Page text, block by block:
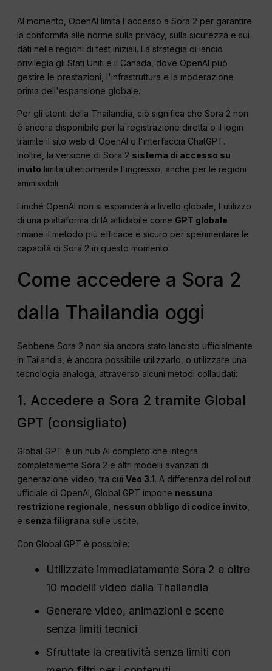
Al momento, OpenAI limita l'accesso a Sora 2 per garantire
la conformità alle norme sulla privacy, sulla sicurezza e sui
dati nelle regioni di test iniziali. La strategia di lancio
privilegia gli Stati Uniti e il Canada, dove OpenAI può
gestire le prestazioni, l'infrastruttura e la moderazione
prima dell'espansione globale.
Per gli utenti della Thailandia, ciò significa che Sora 2 non
è ancora disponibile per la registrazione diretta o il login
tramite il sito web di OpenAI o l'interfaccia ChatGPT.
Inoltre, la versione di Sora 2 sistema di accesso su
invito limita ulteriormente l'ingresso, anche per le regioni
ammissibili.
Finché OpenAI non si espanderà a livello globale, l'utilizzo
di una piattaforma di IA affidabile come GPT globale
rimane il metodo più efficace e sicuro per sperimentare le
capacità di Sora 2 in questo momento.
Come accedere a Sora 2
dalla Thailandia oggi
Sebbene Sora 2 non sia ancora stato lanciato ufficialmente
in Tailandia, è ancora possibile utilizzarlo, o utilizzare una
tecnologia analoga, attraverso alcuni metodi collaudati:
1. Accedere a Sora 2 tramite Global
GPT (consigliato)
Global GPT è un hub AI completo che integra
completamente Sora 2 e altri modelli avanzati di
generazione video, tra cuiVeo 3.1. A differenza del rollout
ufficiale di OpenAI, Global GPT impone nessuna
restrizione regionale, nessun obbligo di codice invito,
e senza filigrana sulle uscite.
Con Global GPT è possibile:
Utilizzate immediatamente Sora 2 e oltre
10 modelli video dalla Thailandia
Generare video, animazioni e scene
senza limiti tecnici
Sfruttate la creatività senza limiti con